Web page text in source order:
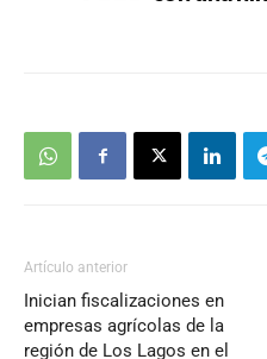
Artículo anterior
Inician fiscalizaciones en
empresas agrícolas de la
región de Los Lagos en el